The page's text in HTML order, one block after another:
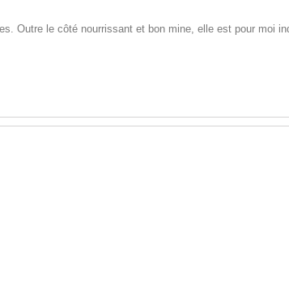
Outre le côté nourrissant et bon mine, elle est pour moi